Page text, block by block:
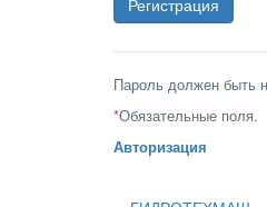
Пароль должен быть
*Обязательные поля.
Авторизация